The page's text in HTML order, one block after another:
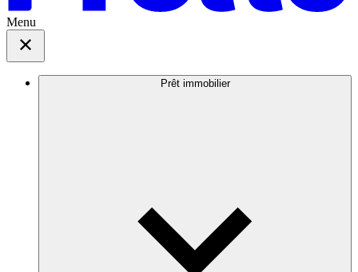
Menu
Prêt immobilier